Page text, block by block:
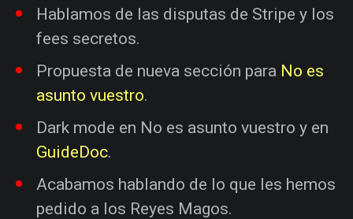
Hablamos de las disputas de Stripe y los
fees secretos.
Propuesta de nueva sección para No es
asunto vuestro.
Dark mode en No es asunto vuestro y en
GuideDoc.
Acabamos hablando de lo que les hemos
pedido a los Reyes Magos.